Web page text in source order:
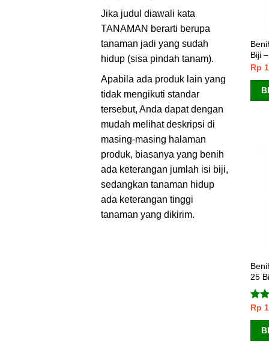
Jika judul diawali kata
TANAMAN berarti berupa
tanaman jadi yang sudah
hidup (sisa pindah tanam).
Apabila ada produk lain yang
tidak mengikuti standar
tersebut, Anda dapat dengan
mudah melihat deskripsi di
masing-masing halaman
produk, biasanya yang benih
ada keterangan jumlah isi biji,
sedangkan tanaman hidup
ada keterangan tinggi
tanaman yang dikirim.
Biji
Rp
25
Rp